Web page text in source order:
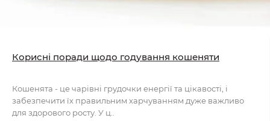
Корисні поради щодо годування кошеняти
Кошенята - це чарівні грудочки енергії та цікавості, і
забезпечити їх правильним харчуванням дуже важливо
для здорового росту. У ц..